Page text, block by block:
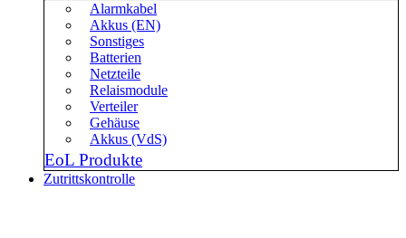
Alarmkabel
Akkus (EN)
Sonstiges
Batterien
Netzteile
Relaismodule
Verteiler
Gehäuse
Akkus (VdS)
EoL Produkte
Zutrittskontrolle